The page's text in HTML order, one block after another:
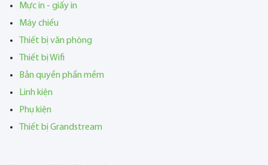
Mực in - giấy in
Máy chiếu
Thiết bị văn phòng
Thiết bị Wifi
Bản quyền phần mềm
Linh kiện
Phụ kiện
Thiết bị Grandstream